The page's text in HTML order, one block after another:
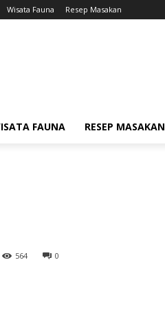
Wisata Fauna Resep Masakan
FAUNA RESEP MASAKAN
0
564